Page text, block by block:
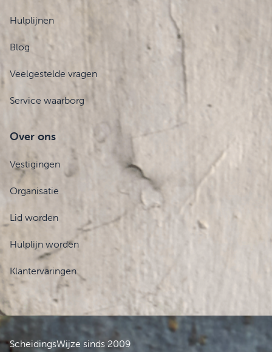
Hulplijnen
Blog
Veelgestelde vragen
Service waarborg
Over ons
Vestigingen
Organisatie
Lid worden
Hulplijn worden
Klantervaringen
ScheidingsWijze sinds 2009